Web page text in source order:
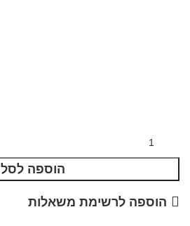
הוספה לסל
הוספה לרשימת משאלות